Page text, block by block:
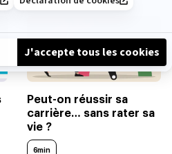
Peut-on réussir sa
carrière… sans rater sa
vie ?
6min